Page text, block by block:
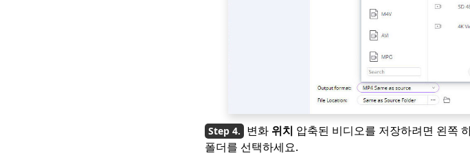
변화 위치 압축된 비디오를 저장하려면 왼쪽
폴더를 선택하세요.